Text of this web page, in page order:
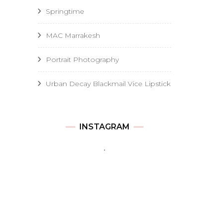
Springtime
MAC Marrakesh
Portrait Photography
Urban Decay Blackmail Vice Lipstick
INSTAGRAM